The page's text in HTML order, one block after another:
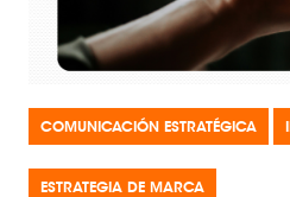
COMUNICACIÓN ESTRATÉGICA
ESTRATEGIA DE MARCA